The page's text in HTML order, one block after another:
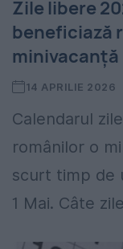
Zile libere
beneficiază
minivacanță
14 APRILIE 2026
Calendarul
românilor o
scurt timp de
1 Mai. Câte